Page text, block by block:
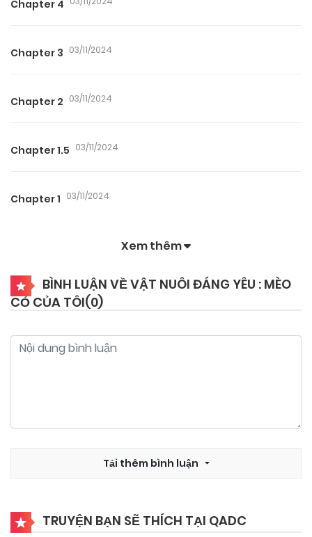
Chapter 4
Chapter 3 03/11/2024
Chapter 2 03/11/2024
Chapter 1.5 03/11/2024
Chapter 1 03/11/2024
Xem thêm
BÌNH LUẬN VỀ VẬT NUÔI ĐÁNG YÊU : MÈO
CỎ CỦA TÔI(0)
Tải thêm bình luận
TRUYỆN BẠN SẼ THÍCH TẠI QADC